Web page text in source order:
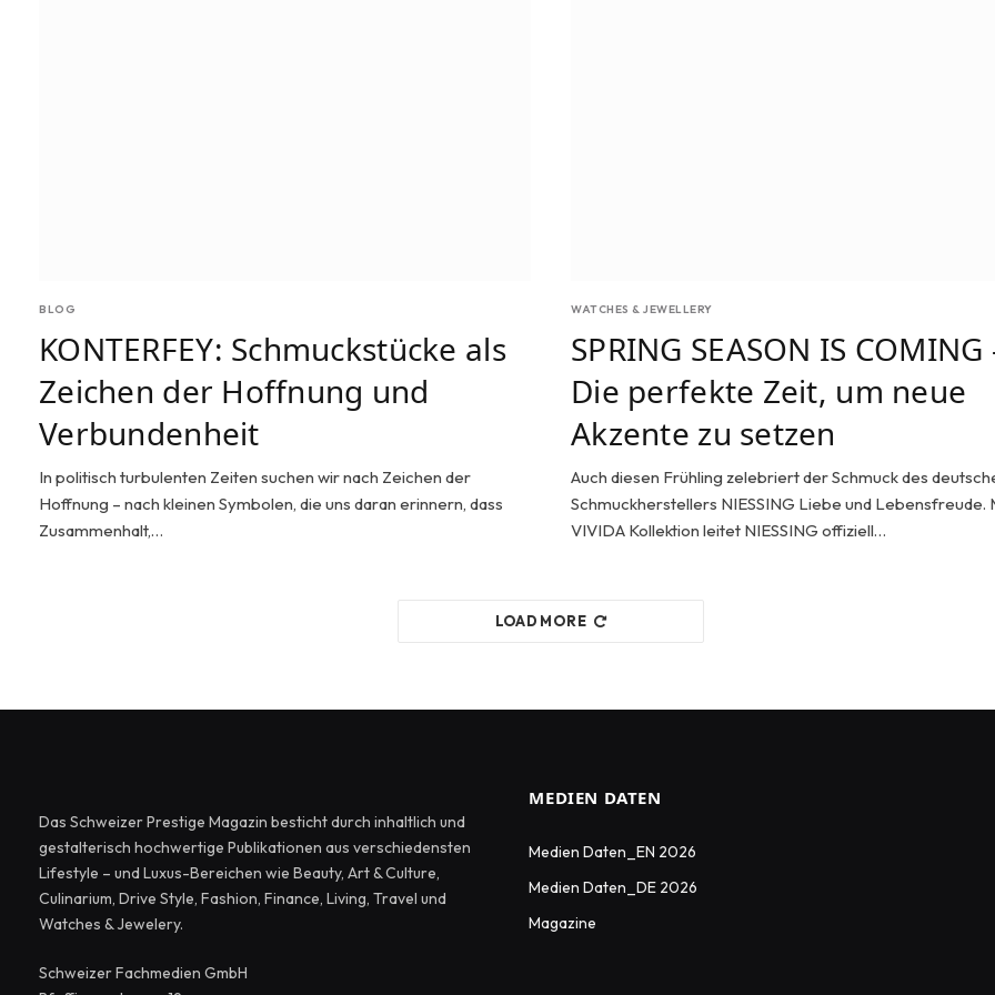
BLOG
KONTERFEY: Schmuckstücke als
Zeichen der Hoffnung und
Verbundenheit
In politisch turbulenten Zeiten suchen wir nach Zeichen der
Hoffnung – nach kleinen Symbolen, die uns daran erinnern, dass
Zusammenhalt,…
WATCHES & JEWELLERY
SPRING SEASON IS COMING
Die perfekte Zeit, um neue
Akzente zu setzen
Auch diesen Frühling zelebriert der Schmuck des
Schmuckherstellers NIESSING Liebe und Lebensfreude.
VIVIDA Kollektion leitet NIESSING offiziell…
LOAD MORE
Das Schweizer Prestige Magazin besticht durch inhaltlich und
gestalterisch hochwertige Publikationen aus verschiedensten
Lifestyle – und Luxus-Bereichen wie Beauty, Art & Culture,
Culinarium, Drive Style, Fashion, Finance, Living, Travel und
Watches & Jewelery.
Schweizer Fachmedien GmbH
MEDIEN DATEN
Medien Daten_EN 2026
Medien Daten_DE 2026
Magazine